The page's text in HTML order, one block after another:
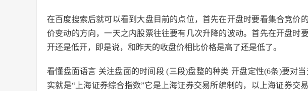
在百度搜索后就可以看到大盘目前的点位，首先在开盘时要看集合竞价
价变动的方向，一天之内股票往往要有几次升降的波动。首先在开盘时
开还是低开，即是说，和昨天的收盘价相比价格是高了还是低了。
看懂盘面语言 关注盘面的时间段 (三段)盘整的种类 开盘定性(6条)要对
实就是“上海证券综合指数”它是上海证券交易所编制的，以上海证券交